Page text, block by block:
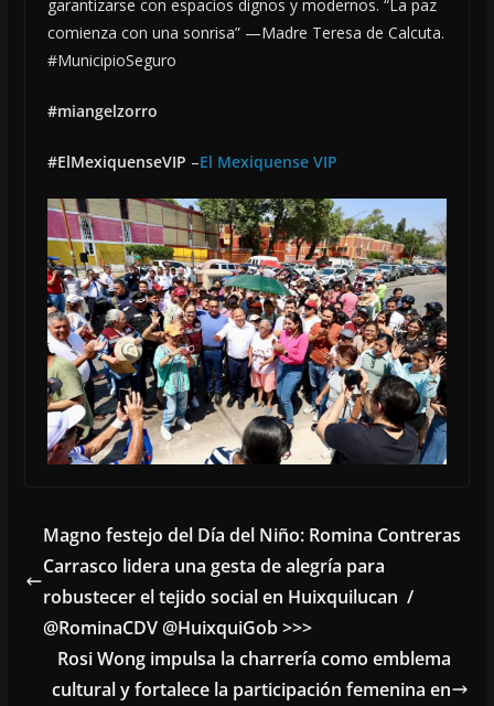
garantizarse con espacios dignos y modernos. “La paz
comienza con una sonrisa” —Madre Teresa de Calcuta.
#MunicipioSeguro
#miangelzorro
#ElMexiquenseVIP –El Mexiquense VIP
Magno festejo del Día del Niño: Romina Contreras
Carrasco lidera una gesta de alegría para
robustecer el tejido social en Huixquilucan /
@RominaCDV @HuixquiGob >>>
Rosi Wong impulsa la charrería como emblema
cultural y fortalece la participación femenina en